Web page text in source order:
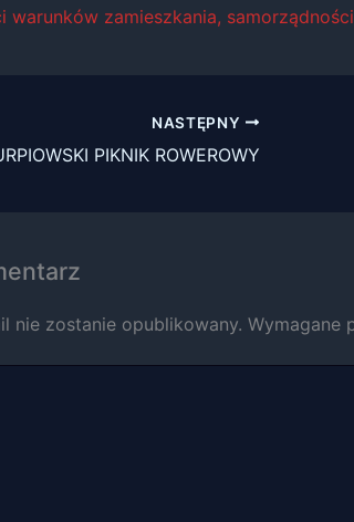
warunków zamieszkania,
NASTĘPNY
PIKNIK ROWEROWY
nie zostanie opublikowany. Wymagane
przejścia na nią.
znikną ze strony
internetowej.
podczas
strony, zwiększasz